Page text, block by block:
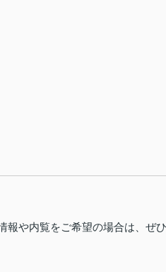
報や内覧をご希望の場合は、ぜひ